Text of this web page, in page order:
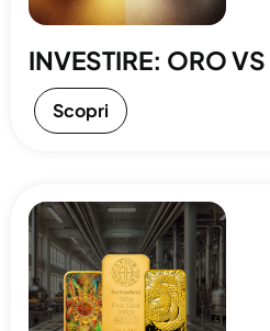
INVESTIRE: ORO
Scopri